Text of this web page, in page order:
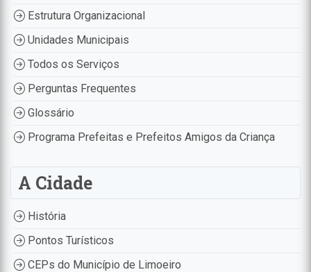
Estrutura Organizacional
Unidades Municipais
Todos os Serviços
Perguntas Frequentes
Glossário
Programa Prefeitas e Prefeitos Amigos da Criança
A Cidade
História
Pontos Turísticos
CEPs do Município de Limoeiro